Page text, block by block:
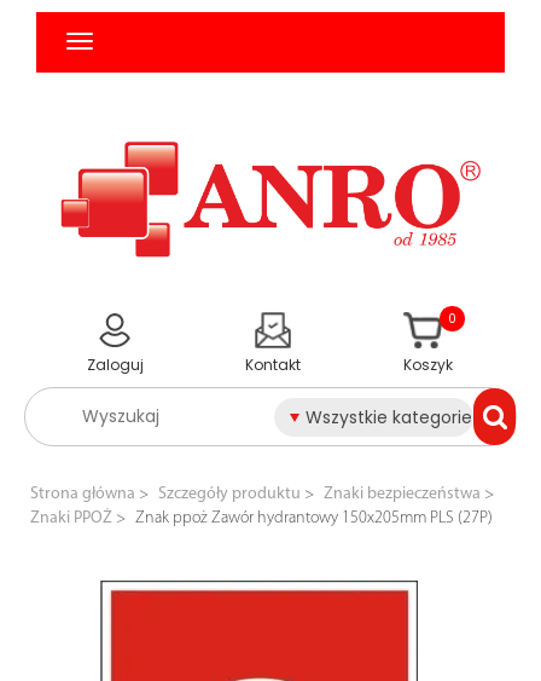
Wszystkie kategorie
Zaloguj Kontakt Koszyk
0
Strona główna Szczegóły produktu
Znaki bezpieczeństwa
Znaki PPOŻ
Znak ppoż Zawór hydrantowy 150x205mm PLS (27P)